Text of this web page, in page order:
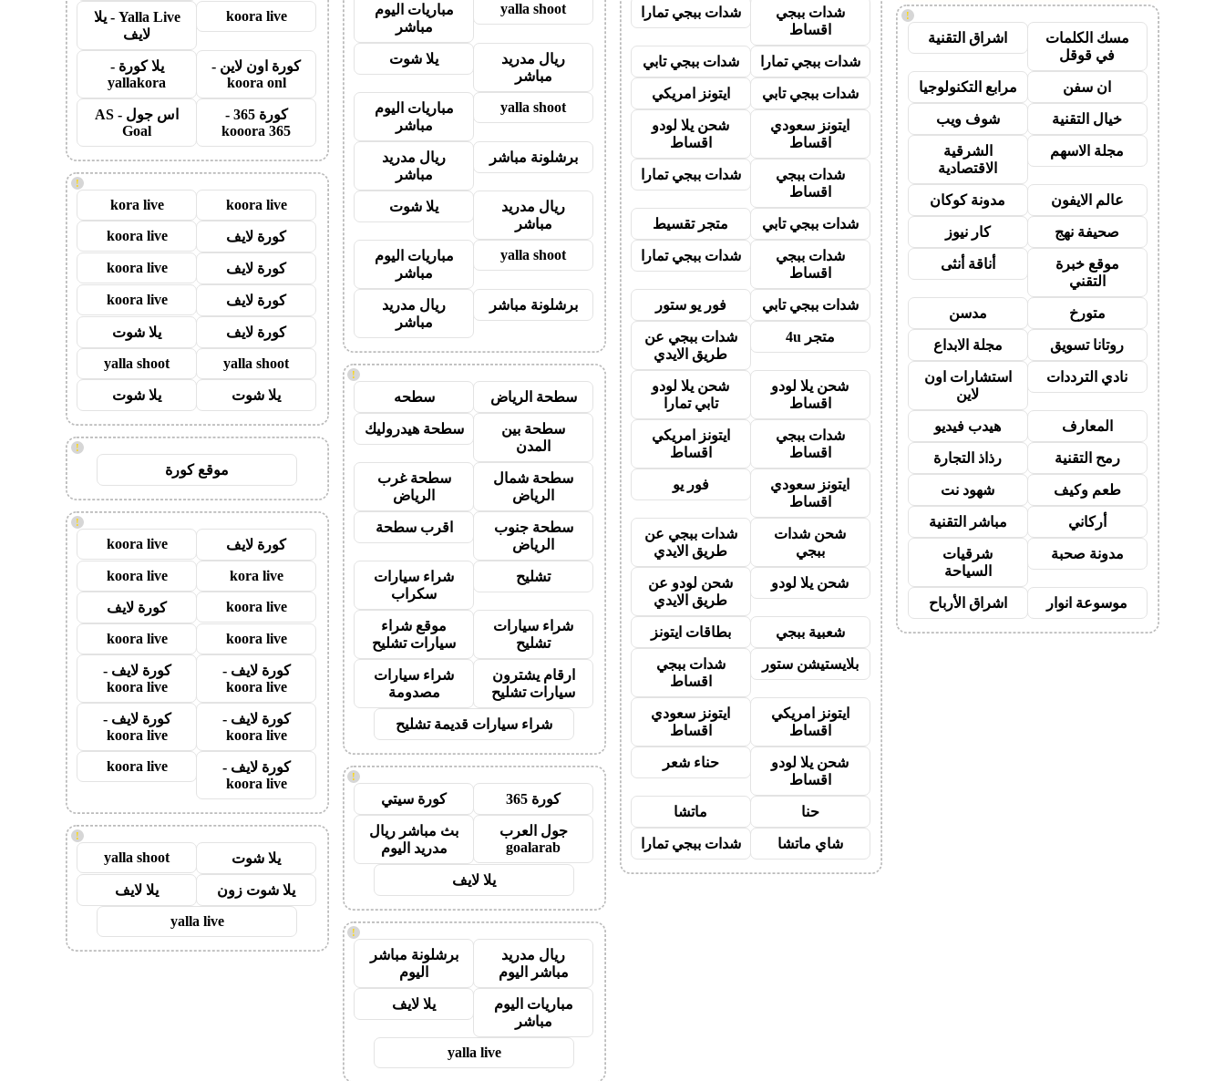
!
مسك الكلمات
في قوقل
اشراق التقنية
ان سفن مرابع التكنولوجيا
خيال التقنية شوف ويب
مجلة الاسهم
الشرقية
الاقتصادية
عالم الايفون مدونة كوكان
صحيفة نهج كار نيوز
موقع خبرة
التقني
أناقة أنثى
متورخ مدسن
روتانا تسويق مجلة الابداع
نادي الترددات
استشارات اون
لاين
المعارف هيدب فيديو
رمح التقنية رذاذ التجارة
طعم وكيف شهود نت
أركاني مباشر التقنية
مدونة صحبة
شرقيات
السياحة
موسوعة انوار اشراق الأرباح
شدات ببجي
اقساط
شدات ببجي تمارا
شدات ببجي تمارا شدات ببجي تابي
شدات ببجي تابي ايتونز امريكي
ايتونز سعودي
اقساط
شحن يلا لودو
اقساط
شدات ببجي
اقساط
شدات ببجي تمارا
شدات ببجي تابي متجر تقسيط
شدات ببجي
اقساط
شدات ببجي تمارا
شدات ببجي تابي فور يو ستور
متجر 4u
شدات ببجي عن
طريق الايدي
شحن يلا لودو
اقساط
شحن يلا لودو
تابي تمارا
شدات ببجي
اقساط
ايتونز امريكي
اقساط
ايتونز سعودي
اقساط
فور يو
شحن شدات
ببجي
شدات ببجي عن
طريق الايدي
شحن يلا لودو
شحن لودو عن
طريق الايدي
شعبية ببجي بطاقات ايتونز
بلايستيشن ستور
شدات ببجي
اقساط
ايتونز امريكي
اقساط
ايتونز سعودي
اقساط
شحن يلا لودو
اقساط
حناء شعر
حنا ماتشا
شاي ماتشا شدات ببجي تمارا
yalla shoot
مباريات اليوم
مباشر
ريال مدريد
مباشر
يلا شوت
yalla shoot
مباريات اليوم
مباشر
برشلونة مباشر
ريال مدريد
مباشر
ريال مدريد
مباشر
يلا شوت
yalla shoot
مباريات اليوم
مباشر
برشلونة مباشر
ريال مدريد
مباشر
!
سطحة الرياض سطحه
سطحة بين
المدن
سطحة هيدروليك
سطحة شمال
الرياض
سطحة غرب
الرياض
سطحة جنوب
الرياض
اقرب سطحة
تشليح
شراء سيارات
سكراب
شراء سيارات
تشليح
موقع شراء
سيارات تشليح
ارقام يشترون
سيارات تشليح
شراء سيارات
مصدومة
شراء سيارات قديمة تشليح
!
كورة 365 كورة سيتي
جول العرب
goalarab
بث مباشر ريال
مدريد اليوم
يلا لايف
!
ريال مدريد
مباشر اليوم
برشلونة مباشر
اليوم
مباريات اليوم
مباشر
يلا لايف
yalla live
koora live
Yalla Live - يلا
لايف
كورة اون لاين -
koora onl
يلا كورة -
yallakora
كورة 365 -
kooora 365
اس جول - AS
Goal
!
koora live
kora live
كورة لايف koora live
كورة لايف koora live
كورة لايف koora live
كورة لايف
يلا شوت
yalla shoot
yalla shoot
يلا شوت يلا شوت
!
موقع كورة
!
كورة لايف koora live
kora live
koora live
koora live
كورة لايف
koora live
koora live
كورة لايف -
koora live
كورة لايف -
koora live
كورة لايف -
koora live
كورة لايف -
koora live
كورة لايف -
koora live
koora live
!
يلا شوت yalla shoot
يلا شوت زون
يلا لايف
yalla live